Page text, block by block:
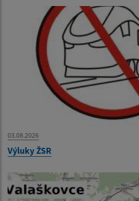
03.08.2026
Výluky ŽSR